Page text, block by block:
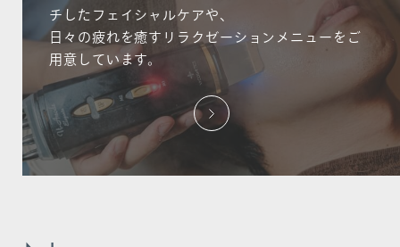
チしたフェイシャルケアや、
日々の疲れを癒すリラクゼーションメニューをご
用意しています。